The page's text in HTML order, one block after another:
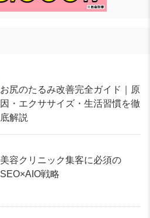
お尻のたるみ改善完全ガイド｜原
因・エクササイズ・生活習慣を徹
底解説
美容クリニック集客に必須の
SEO×AIO戦略